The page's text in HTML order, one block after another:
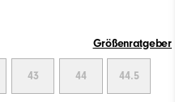
Größenratgeber
43 44 44.5